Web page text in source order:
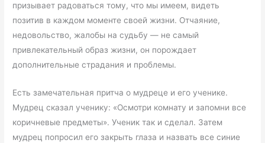
призывает радоваться тому, что мы имеем, видеть
позитив в каждом моменте своей жизни. Отчаяние,
недовольство, жалобы на судьбу — не самый
привлекательный образ жизни, он порождает
дополнительные страдания и проблемы.
Есть замечательная притча о мудреце и его ученике.
Мудрец сказал ученику: «Осмотри комнату и запомни все
коричневые предметы». Ученик так и сделал. Затем
мудрец попросил его закрыть глаза и назвать все синие